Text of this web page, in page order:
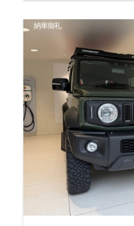
納車御礼